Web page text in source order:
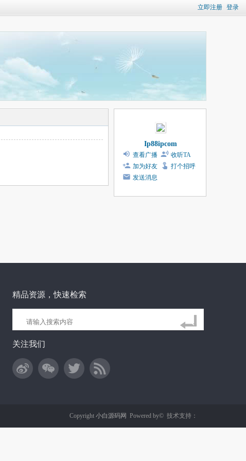
立即注册 登录
Ip88ipcom
查看广播
收听TA
加为好友
打个招呼
发送消息
精品资源，快速检索
关注我们
Copyright 小白源码网 Powered by© 技术支持：